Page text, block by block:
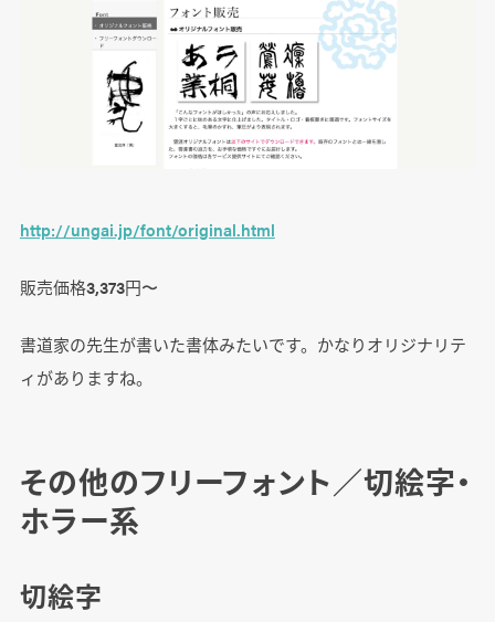
http://ungai.jp/font/original.html
販売価格3,373円〜
書道家の先生が書いた書体みたいです。かなりオリジナリテ
ィがありますね。
その他のフリーフォント／切絵字・
ホラー系
切絵字